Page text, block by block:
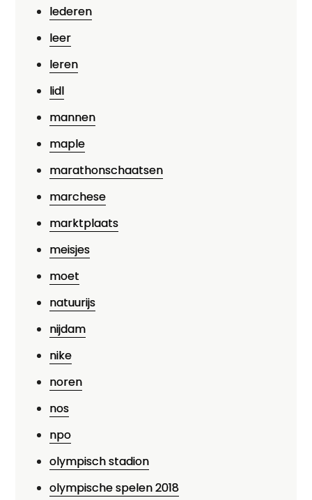
lederen
leer
leren
lidl
mannen
maple
marathonschaatsen
marchese
marktplaats
meisjes
moet
natuurijs
nijdam
nike
noren
nos
npo
olympisch stadion
olympische spelen 2018